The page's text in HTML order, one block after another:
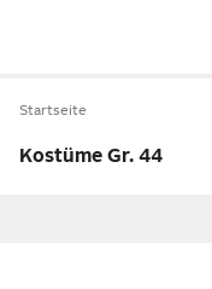
Startseite
Kostüme Gr. 44